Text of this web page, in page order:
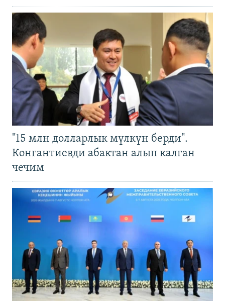
"15 млн долларлык мүлкүн берди".
Конгантиевди абактан алып калган
чечим